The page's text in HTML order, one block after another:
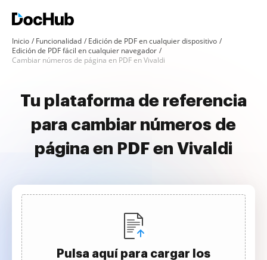
Inicio Funcionalidad
Edición de PDF en cualquier dispositivo
Edición de PDF fácil en cualquier navegador
Cambiar números de página en PDF en Vivaldi
Tu plataforma de referencia
para cambiar números de
página en PDF en Vivaldi
Pulsa aquí para cargar los